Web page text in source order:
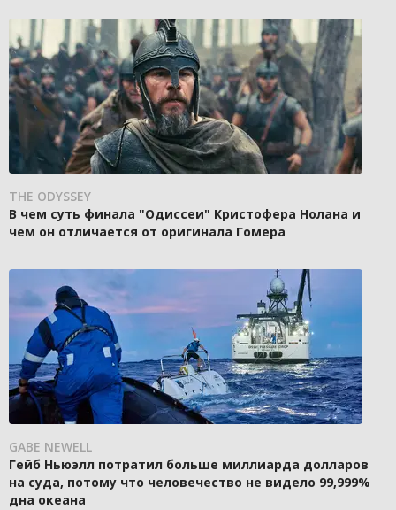
THE ODYSSEY
В чем суть финала "Одиссеи" Кристофера Нолана и
чем он отличается от оригинала Гомера
GABE NEWELL
Гейб Ньюэлл потратил больше миллиарда долларов
на суда, потому что человечество не видело 99,999%
дна океана